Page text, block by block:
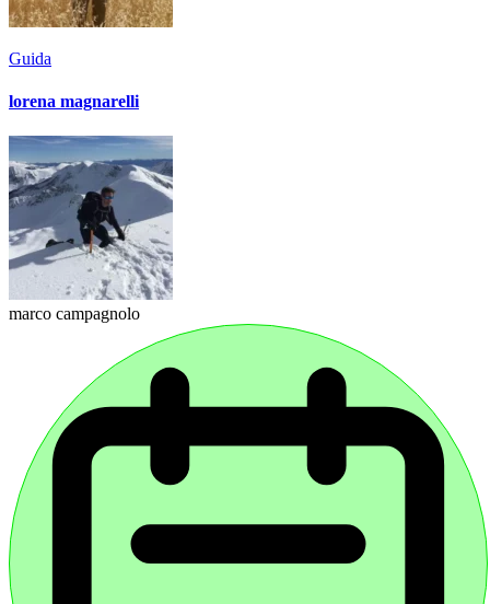
Guida
lorena magnarelli
marco campagnolo